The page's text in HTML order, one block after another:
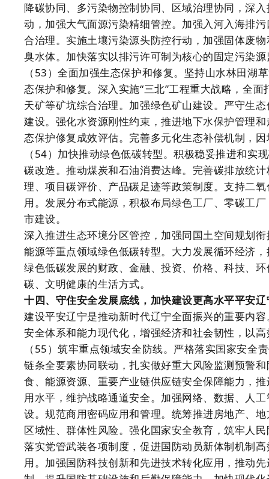
降碳协同、多污染物控制协同、区域治理协同，深
动，加强大气面源污染精细管控。加强入河入海排
合治理。实施土壤污染源头防控行动，加强固体废
臭水体。加快落实以排污许可制为核心的固定污染
（53）全面加强生态保护和修复。坚持山水林田湖
态保护和修复。深入实施“三北”工程重大战略，全
天矿等矿坑综合治理。加强绿色矿山建设。严守生
建设。强化水资源刚性约束，推进地下水保护管理
态保护修复成效评估。完善多元化生态补偿机制，
（54）加快推动绿色低碳转型。积极稳妥推进和实
碳改造。推动煤炭和石油消费达峰。完善碳排放统
理、项目碳评价、产品碳足迹等政策制度。支持二
用。发展分布式能源，积极布局绿色工厂、零碳工
市建设。
深入推进生态环境分区管控，加强同国土空间规划
能源等重点领域绿色低碳转型。大力发展循环经济
绿色低碳发展的财政、金融、投资、价格、科技、
碳、文明健康的生活方式。
十四、守住安全发展底线，加快建设更高水平平安辽
建设平安辽宁是推动新时代辽宁全面振兴的重要内
安全体系和能力现代化，增强经济和社会韧性，以
（55）筑牢重点领域安全防线。严格落实国家安全
链条全要素协同联动，扎实做好重大风险监测预警
食、能源资源、重要产业链供应链安全保障能力，
用水平，维护战略通道安全。加强网络、数据、人
设。规范商用密码应用和管理。统筹推进房地产、
区域性、群体性风险。强化国家安全教育，筑牢人
落实党管武装各项制度，促进国防动员新体制机制
用。加强国防科技创新和先进技术转化应用，推动